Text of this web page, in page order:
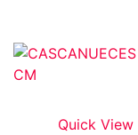
Quick View